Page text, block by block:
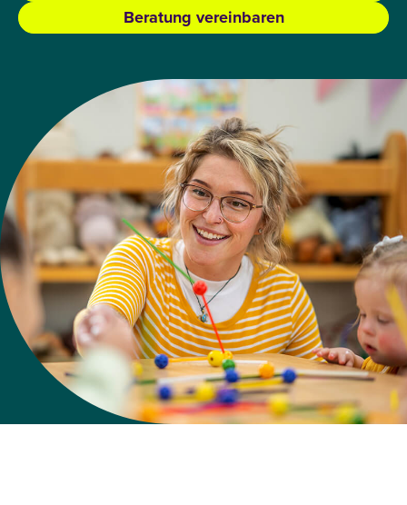
Beratung vereinbaren